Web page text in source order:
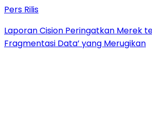
Pers Rilis
Laporan Cision Peringatkan Merek
Fragmentasi Data’ yang Merugikan